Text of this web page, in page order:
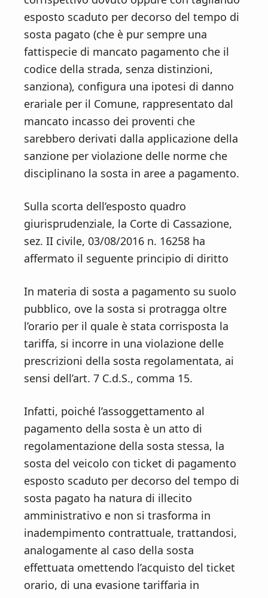
esposto scaduto per decorso del tempo di
sosta pagato (che è pur sempre una
fattispecie di mancato pagamento che il
codice della strada, senza distinzioni,
sanziona), configura una ipotesi di danno
erariale per il Comune, rappresentato dal
mancato incasso dei proventi che
sarebbero derivati dalla applicazione della
sanzione per violazione delle norme che
disciplinano la sosta in aree a pagamento.
Sulla scorta dell’esposto quadro
giurisprudenziale, la Corte di Cassazione,
sez. II civile, 03/08/2016 n. 16258 ha
affermato il seguente principio di diritto
In materia di sosta a pagamento su suolo
pubblico, ove la sosta si protragga oltre
l’orario per il quale è stata corrisposta la
tariffa, si incorre in una violazione delle
prescrizioni della sosta regolamentata, ai
sensi dell’art. 7 C.d.S., comma 15.
Infatti, poiché l’assoggettamento al
pagamento della sosta è un atto di
regolamentazione della sosta stessa, la
sosta del veicolo con ticket di pagamento
esposto scaduto per decorso del tempo di
sosta pagato ha natura di illecito
amministrativo e non si trasforma in
inadempimento contrattuale, trattandosi,
analogamente al caso della sosta
effettuata omettendo l’acquisto del ticket
orario, di una evasione tariffaria in